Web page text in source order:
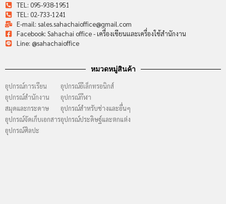
TEL: 095-938-1951
TEL: 02-733-1241
E-mail: sales.sahachaioffice@gmail.com
Facebook: Sahachai office - เครื่องเขียนและเครื่องใช้สำนักงาน
Line: @sahachaioffice
หมวดหมู่สินค้า
อุปกรณ์การเรียน
อุปกรณ์สำนักงาน
สมุดและกระดาษ
อุปกรณ์จัดเก็บเอกสาร
อุปกรณ์ศิลปะ
อุปกรณ์อีเล็กทรอนิกส์
อุปกรณ์กีฬา
อุปกรณ์สำหรับช่างและอื่นๆ
อุปกรณ์ประดิษฐ์และตกแต่ง